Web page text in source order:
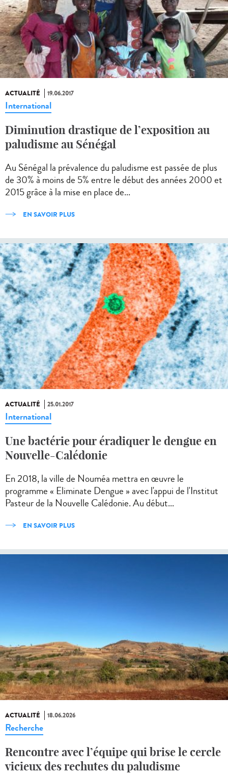
ACTUALITÉ 19.06.2017
International
Diminution drastique de l’exposition au
paludisme au Sénégal
Au Sénégal la prévalence du paludisme est passée de plus
de 30% à moins de 5% entre le début des années 2000 et
2015 grâce à la mise en place de...
EN SAVOIR PLUS
ACTUALITÉ 25.01.2017
International
Une bactérie pour éradiquer le dengue en
Nouvelle-Calédonie
En 2018, la ville de Nouméa mettra en œuvre le
programme « Eliminate Dengue » avec l'appui de l'Institut
Pasteur de la Nouvelle Calédonie. Au début...
EN SAVOIR PLUS
ACTUALITÉ 18.06.2026
Recherche
Rencontre avec l’équipe qui brise le cercle
vicieux des rechutes du paludisme